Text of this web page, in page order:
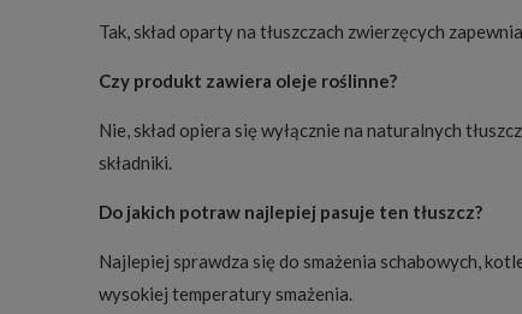
Tak, skład oparty na tłuszczach zwierzęcych
Czy produkt zawiera oleje roślinne?
Nie, skład opiera się wyłącznie na naturalnych
składniki.
Do jakich potraw najlepiej pasuje ten tłuszcz?
Najlepiej sprawdza się do smażenia schabowych,
wysokiej temperatury smażenia.